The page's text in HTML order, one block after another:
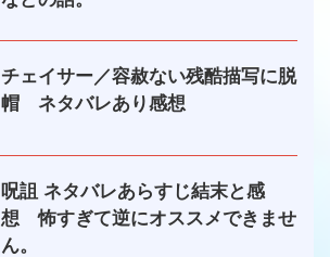
チェイサー／容赦ない残酷描写に脱
帽 ネタバレあり感想
呪詛 ネタバレあらすじ結末と感
想 怖すぎて逆にオススメできませ
ん。